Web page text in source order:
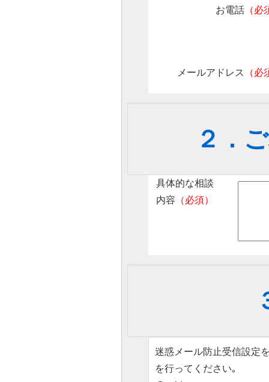
お電話 （必
メールアドレス （必
２．
具体的な相談
内容 （必須）
迷惑メール防止受信設定
を行ってください｡